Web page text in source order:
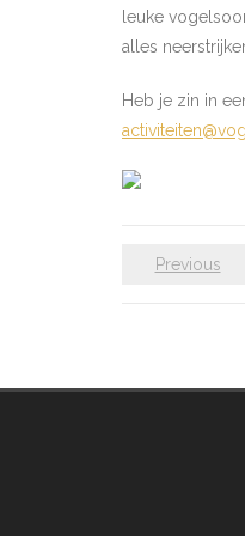
leuke
alles
Heb je zin in
Previous